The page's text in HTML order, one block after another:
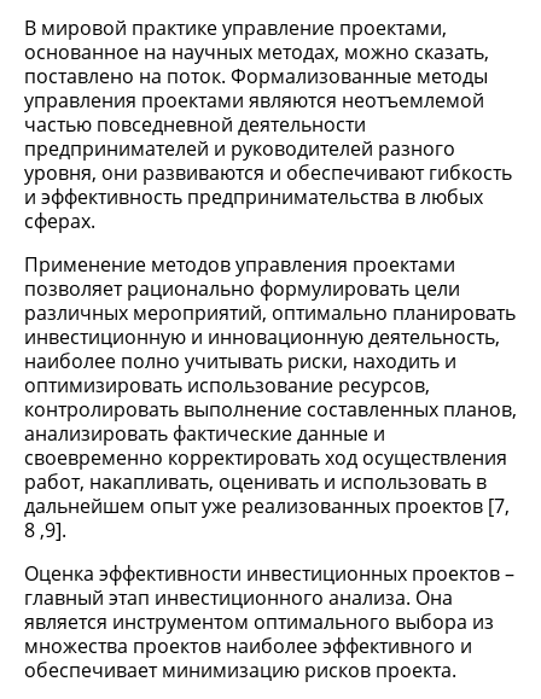
В мировой практике управление проектами,
основанное на научных методах, можно сказать,
поставлено на поток. Формализованные методы
управления проектами являются неотъемлемой
частью повседневной деятельности
предпринимателей и руководителей разного
уровня, они развиваются и обеспечивают гибкость
и эффективность предпринимательства в любых
сферах.
Применение методов управления проектами
позволяет рационально формулировать цели
различных мероприятий, оптимально планировать
инвестиционную и инновационную деятельность,
наиболее полно учитывать риски, находить и
оптимизировать использование ресурсов,
контролировать выполнение составленных планов,
анализировать фактические данные и
своевременно корректировать ход осуществления
работ, накапливать, оценивать и использовать в
дальнейшем опыт уже реализованных проектов [7,
8 ,9].
Оценка эффективности инвестиционных проектов –
главный этап инвестиционного анализа. Она
является инструментом оптимального выбора из
множества проектов наиболее эффективного и
обеспечивает минимизацию рисков проекта.